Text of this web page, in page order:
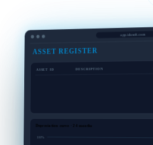
app.idusoft.com
ASSET REGISTER
ASSET ID DESCRIPTION
Depreciation curve · 24 months
100%